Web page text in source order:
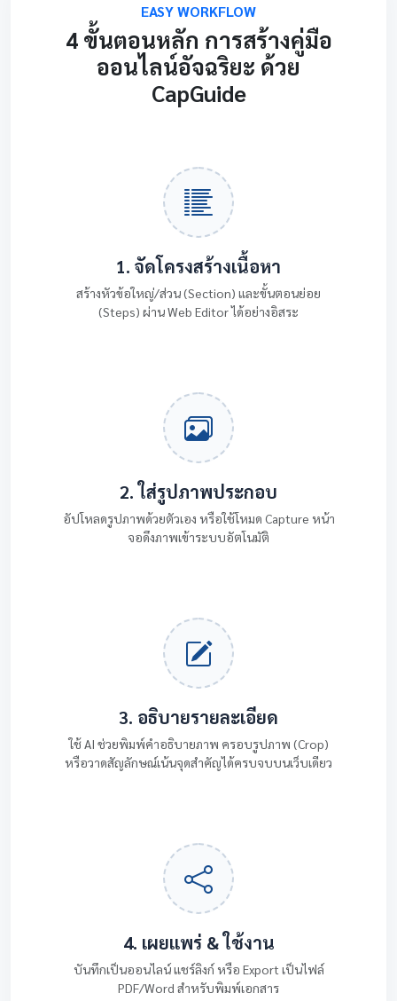
EASY WORKFLOW
4 ขั้นตอนหลัก การสร้างคู่มือ
ออนไลน์อัจฉริยะ ด้วย
CapGuide
1. จัดโครงสร้างเนื้อหา
สร้างหัวข้อใหญ่/ส่วน (Section) และขั้นตอนย่อย
(Steps) ผ่าน Web Editor ได้อย่างอิสระ
2. ใส่รูปภาพประกอบ
อัปโหลดรูปภาพด้วยตัวเอง หรือใช้โหมด Capture หน้า
จอดึงภาพเข้าระบบอัตโนมัติ
3. อธิบายรายละเอียด
ใช้ AI ช่วยพิมพ์คำอธิบายภาพ ครอบรูปภาพ (Crop)
หรือวาดสัญลักษณ์เน้นจุดสำคัญได้ครบจบบนเว็บเดียว
4. เผยแพร่ & ใช้งาน
บันทึกเป็นออนไลน์ แชร์ลิงก์ หรือ Export เป็นไฟล์
PDF/Word สำหรับพิมพ์เอกสาร